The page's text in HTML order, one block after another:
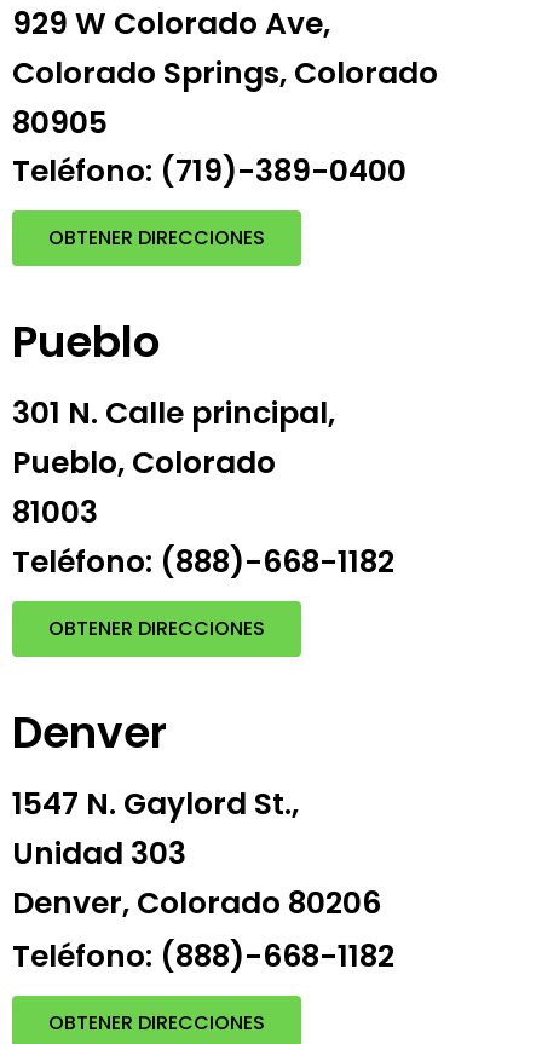
929 W Colorado Ave,
Colorado Springs, Colorado
80905
Teléfono: (719)-389-0400
OBTENER DIRECCIONES
Pueblo
301 N. Calle principal,
Pueblo, Colorado
81003
Teléfono: (888)-668-1182
OBTENER DIRECCIONES
Denver
1547 N. Gaylord St.,
Unidad 303
Denver, Colorado 80206
Teléfono: (888)-668-1182
OBTENER DIRECCIONES